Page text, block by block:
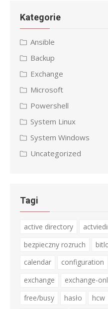
Kategorie
Ansible
Backup
Exchange
Microsoft
Powershell
System Linux
System Windows
Uncategorized
Tagi
active directory
bezpieczny rozruch
calendar
configuration
exchange
exchange-
free/busy
hasło hcw